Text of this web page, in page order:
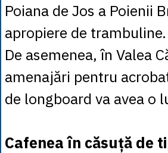
Poiana de Jos a Poienii
apropiere de trambuline.
De asemenea, în Valea
amenajări pentru
de longboard va avea
Cafenea în căsuță de